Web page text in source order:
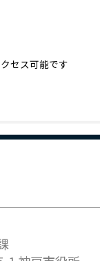
セス可能です